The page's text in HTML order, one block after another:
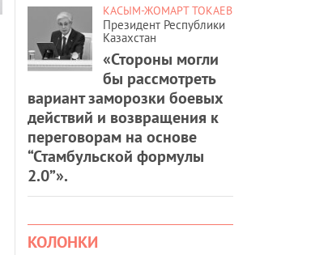
КАСЫМ-ЖОМАРТ ТОКАЕВ
Президент Республики
Казахстан
«Стороны могли
бы рассмотреть
вариант заморозки боевых
действий и возвращения к
переговорам на основе
“Стамбульской формулы
2.0”».
КОЛОНКИ